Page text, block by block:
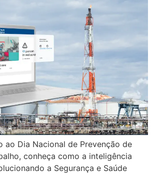
ao Dia Nacional de Prevenção de
conheça como a inteligência
a Segurança e Saúde